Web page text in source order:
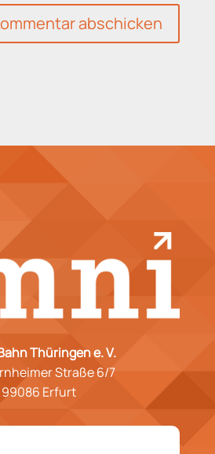
abschicken
Thüringen e. V.
Straße 6/7
99086 Erfurt